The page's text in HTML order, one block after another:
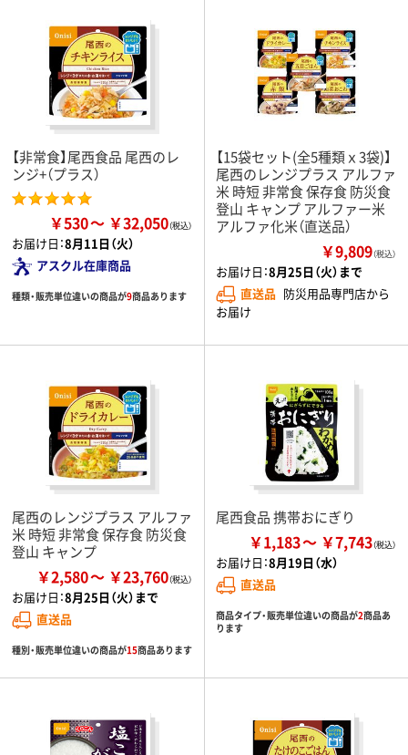
【非常食】尾西食品 尾西のレ
ンジ+（プラス）
￥530 ￥32,050
お届け日：8月11日（火）
アスクル在庫商品
種類・販売単位違いの商品が9商品あります
【15袋セット(全5種類ｘ3袋)】
尾西のレンジプラス アルファ
米 時短 非常食 保存食 防災食
登山 キャンプ アルファー米
アルファ化米（直送品）
￥9,809（税込）
お届け日：8月25日（火）まで
直送品 防災用品専門店から
お届け
尾西のレンジプラス アルファ
米 時短 非常食 保存食 防災食
登山 キャンプ
￥2,580 ￥23,760
お届け日：8月25日（火）まで
直送品
種別・販売単位違いの商品が15商品あります
尾西食品 携帯おにぎり
￥1,183 ￥7,743
お届け日：8月19日（水）
直送品
商品タイプ・販売単位違いの商品が2商品あ
ります